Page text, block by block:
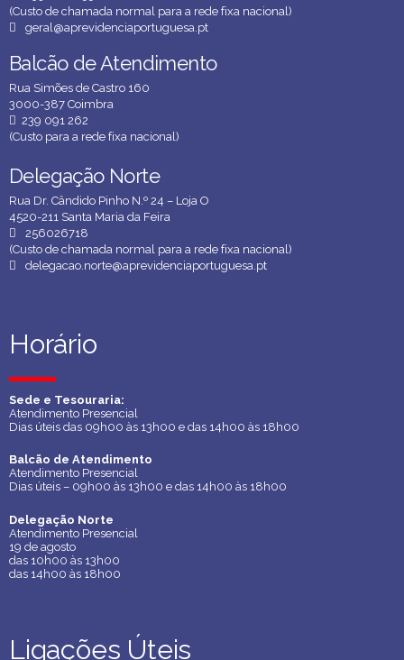
(Custo de chamada normal para a rede fixa nacional)
geral@aprevidenciaportuguesa.pt
Balcão de Atendimento
Balcão de Atendimento
Rua Simões de Castro 160
3000-387 Coimbra
239 091 262
(Custo para a rede fixa nacional)
Delegação Norte
Delegação Norte
Rua Dr. Cândido Pinho N.º 24 – Loja O
4520-211 Santa Maria da Feira
256026718
(Custo de chamada normal para a rede fixa nacional)
delegacao.norte@aprevidenciaportuguesa.pt
Horário
Horário
Sede e Tesouraria:
Atendimento Presencial
Dias úteis das 09h00 às 13h00 e das 14h00 às 18h00
Sede e Tesouraria:
Atendimento Presencial
Dias úteis das 09h00 às 13h00 e das 14h00 às 18h00
Balcão de Atendimento
Atendimento Presencial
Dias úteis – 09h00 às 13h00 e das 14h00 às 18h00
Balcão de Atendimento
Atendimento Presencial
Dias úteis – 09h00 às 13h00 e das 14h00 às 18h00
Delegação Norte
Atendimento Presencial
19 de agosto
das 10h00 às 13h00
das 14h00 às 18h00
Delegação Norte
Atendimento Presencial
19 de agosto
das 10h00 às 13h00
das 14h00 às 18h00
Ligações Úteis
Ligações Úteis